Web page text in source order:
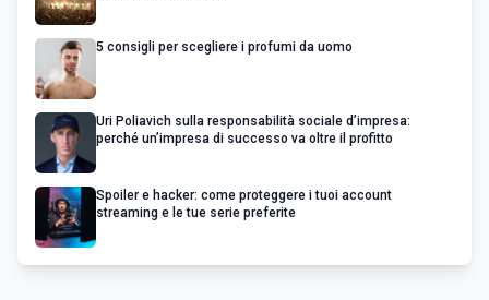
5 consigli per scegliere i profumi da uomo
Uri Poliavich sulla responsabilità sociale d’impresa:
perché un’impresa di successo va oltre il profitto
Spoiler e hacker: come proteggere i tuoi account
streaming e le tue serie preferite